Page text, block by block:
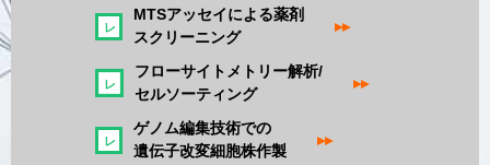
MTSアッセイによる薬剤
スクリーニング
▸▸
フローサイトメトリー解析/
セルソーティング
▸▸
ゲノム編集技術での
遺伝子改変細胞株作製
▸▸